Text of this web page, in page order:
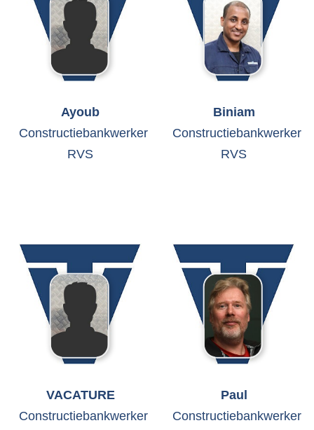
Ayoub
Constructiebankwerker
RVS
Biniam
Constructiebankwerker
RVS
VACATURE
Constructiebankwerker
Paul
Constructiebankwerker